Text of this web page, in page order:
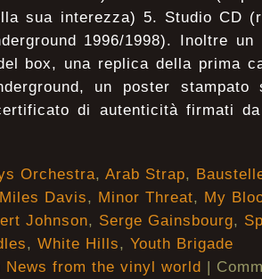
sua interezza) 5. Studio CD
1996/1998). Inoltre
box, una replica della prima
un poster
di autenticità firmati
Orchestra, Arab Strap,
Miles Davis, Minor Threat, My
Johnson, Serge Gainsbourg,
, White Hills, Youth Brigade
News from the vinyl world |